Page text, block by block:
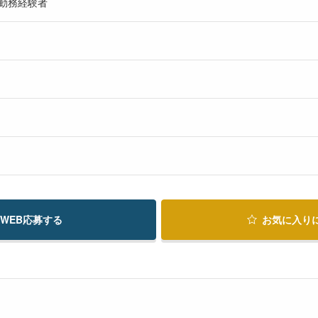
WEB応募する お気に入り